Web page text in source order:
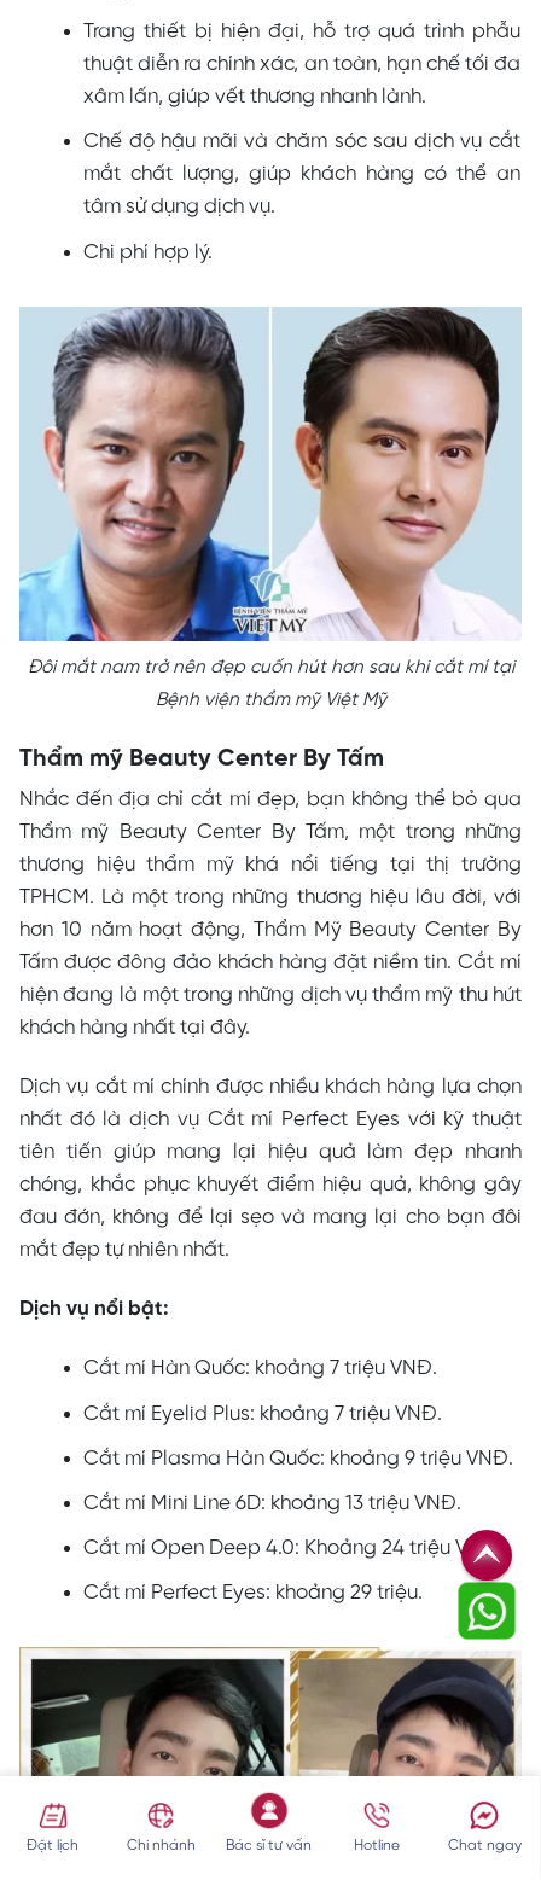
Trang thiết bị hiện đại, hỗ trợ quá trình phẫu
thuật diễn ra chính xác, an toàn, hạn chế tối đa
xâm lấn, giúp vết thương nhanh lành.
Chế độ hậu mãi và chăm sóc sau dịch vụ cắt
mắt chất lượng, giúp khách hàng có thể an
tâm sử dụng dịch vụ.
Chi phí hợp lý.
Đôi mắt nam trở nên đẹp cuốn hút hơn sau khi cắt mí tại
Bệnh viện thẩm mỹ Việt Mỹ
Thẩm mỹ Beauty Center By Tấm
Nhắc đến địa chỉ cắt mí đẹp, bạn không thể bỏ qua
Thẩm mỹ Beauty Center By Tấm, một trong những
thương hiệu thẩm mỹ khá nổi tiếng tại thị trường
TPHCM. Là một trong những thương hiệu lâu đời, với
hơn 10 năm hoạt động, Thẩm Mỹ Beauty Center By
Tấm được đông đảo khách hàng đặt niềm tin. Cắt mí
hiện đang là một trong những dịch vụ thẩm mỹ thu hút
khách hàng nhất tại đây.
Dịch vụ cắt mí chính được nhiều khách hàng lựa chọn
nhất đó là dịch vụ Cắt mí Perfect Eyes với kỹ thuật
tiên tiến giúp mang lại hiệu quả làm đẹp nhanh
chóng, khắc phục khuyết điểm hiệu quả, không gây
đau đớn, không để lại sẹo và mang lại cho bạn đôi
mắt đẹp tự nhiên nhất.
Dịch vụ nổi bật:
Cắt mí Hàn Quốc: khoảng 7 triệu VNĐ.
Cắt mí Eyelid Plus: khoảng 7 triệu VNĐ.
Cắt mí Plasma Hàn Quốc: khoảng 9 triệu VNĐ.
Cắt mí Mini Line 6D: khoảng 13 triệu VNĐ.
Cắt mí Open Deep 4.0: Khoảng 24 triệu VNĐ.
Cắt mí Perfect Eyes: khoảng 29 triệu.
Đặt lịch Chi nhánh Bác sĩ tư vấn Hotline Chat ngay